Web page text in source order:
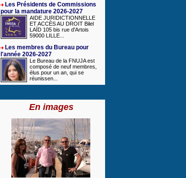
Les Présidents de Commissions
pour la mandature 2026-2027
AIDE JURIDICTIONNELLE
ET ACCÈS AU DROIT Bilel
LAÏD 105 bis rue d'Artois
59000 LILLE...
Les membres du Bureau pour
l'année 2026-2027
Le Bureau de la FNUJA est
composé de neuf membres,
élus pour un an, qui se
réunissen...
En images